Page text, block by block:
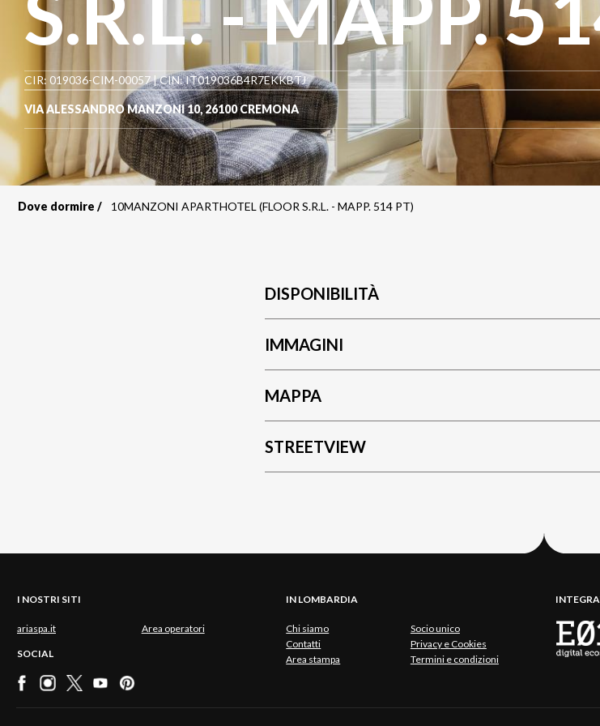
CIR: 019036-CIM-00057 | CIN: IT019036B4R7EKKBTJ
VIA ALESSANDRO MANZONI 10,26100CREMONA
Dove dormire 10MANZONI APARTHOTEL (FLOOR S.R.L. - MAPP. 514 PT)
DISPONIBILITÀ
IMMAGINI
MAPPA
STREETVIEW
I NOSTRI SITI
ariaspa.it Area operatori
SOCIAL
IN LOMBARDIA
Chi siamo
Socio unico
Contatti
Privacy e Cookies
Area stampa
Termini e condizioni